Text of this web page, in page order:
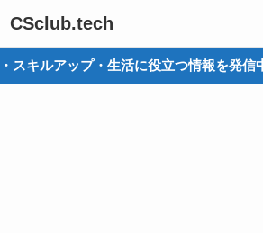
CSclub.tech
スキルアップ・生活に役立つ情報を発信中